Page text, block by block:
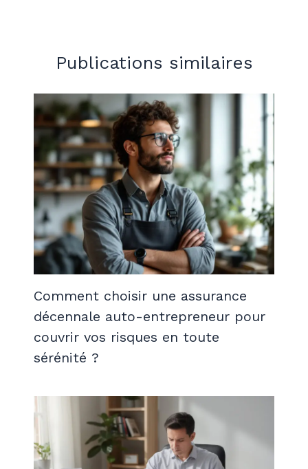
Publications similaires
Comment choisir une assurance
décennale auto-entrepreneur pour
couvrir vos risques en toute
sérénité ?